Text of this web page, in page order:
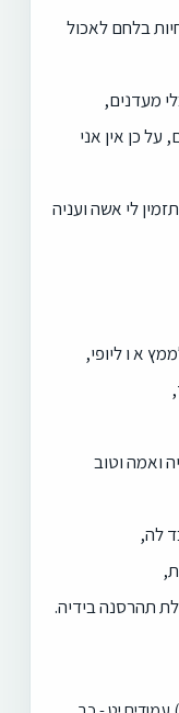
בלחם לאכול
מעדנים,
כן אין אני
לי אשה ועניה
א ו ליופי,
ואמה וטוב
לה,
תהרסנה בידיה.